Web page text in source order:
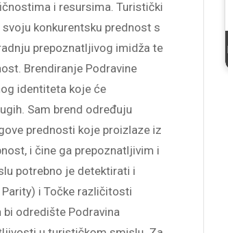
i resursima. Turistički
konkurentsku prednost s
prepoznatljivog imidža te
Brendiranje Podravine
identiteta koje će
Sam brend određuju
prednosti koje proizlaze iz
i čine ga prepoznatljivim i
potrebno je detektirati i
i Točke različitosti
odredište Podravina